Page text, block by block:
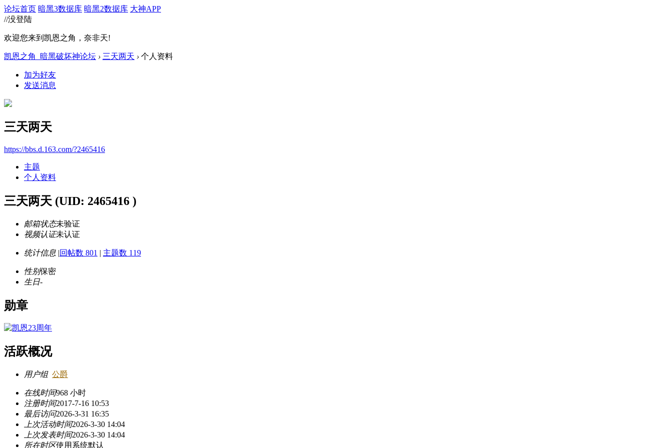
论坛首页 暗黑3数据库 暗黑2数据库 大神APP
//没登陆
欢迎您来到凯恩之角，奈非天!
凯恩之角_暗黑破坏神论坛 › 三天两天 › 个人资料
加为好友
发送消息
三天两天
https://bbs.d.163.com/?2465416
主题
个人资料
三天两天 (UID: 2465416 )
邮箱状态未验证
视频认证未认证
统计信息 |回帖数 801 | 主题数 119
性别保密
生日-
勋章
活跃概况
用户组 公爵
在线时间968 小时
注册时间2017-7-16 10:53
最后访问2026-3-31 16:35
上次活动时间2026-3-30 14:04
上次发表时间2026-3-30 14:04
所在时区使用系统默认